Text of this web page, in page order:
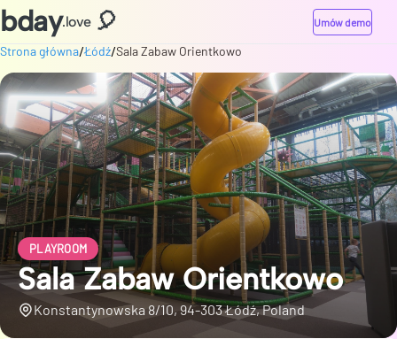
bday.love 🎈 Umów demo
Strona główna/Łódź/Sala Zabaw Orientkowo
PLAYROOM
Sala Zabaw Orientkowo
Konstantynowska 8/10, 94-303 Łódź, Poland